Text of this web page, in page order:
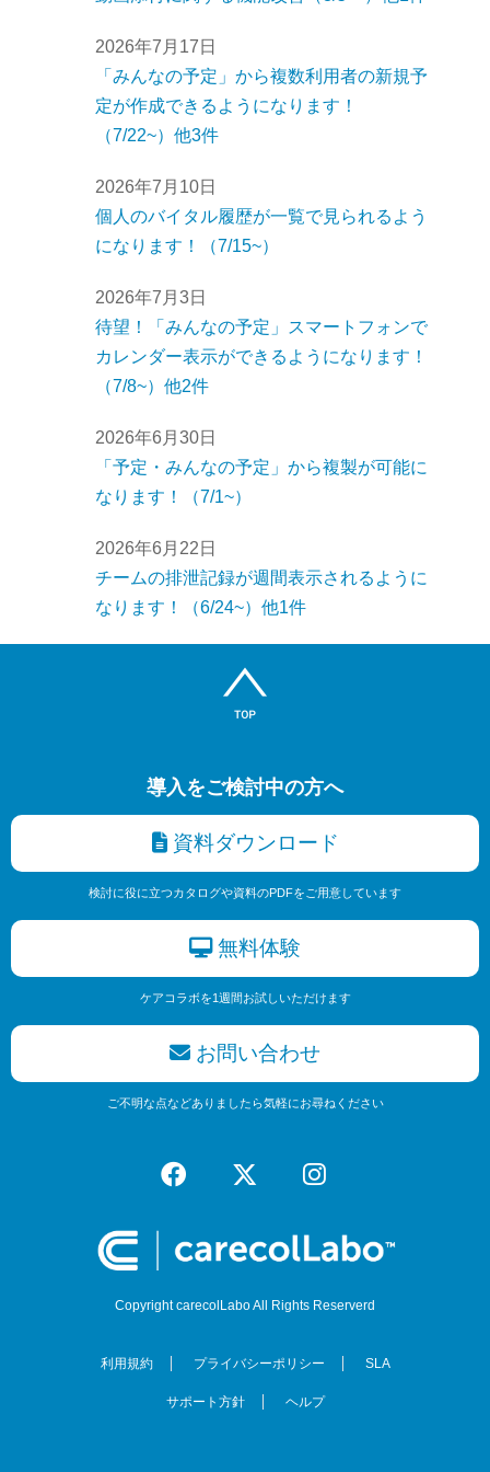
2026年7月17日
「みんなの予定」から複数利用者の新規予
定が作成できるようになります！
（7/22~）他3件
2026年7月10日
個人のバイタル履歴が一覧で見られるよう
になります！（7/15~）
2026年7月3日
待望！「みんなの予定」スマートフォンで
カレンダー表示ができるようになります！
（7/8~）他2件
2026年6月30日
「予定・みんなの予定」から複製が可能に
なります！（7/1~）
2026年6月22日
チームの排泄記録が週間表示されるように
なります！（6/24~）他1件
導入をご検討中の方へ
資料ダウンロード
検討に役に立つカタログや資料のPDFをご用意しています
無料体験
ケアコラボを1週間お試しいただけます
お問い合わせ
ご不明な点などありましたら気軽にお尋ねください
Copyright carecolLabo All Rights Reserverd
利用規約 プライバシーポリシー SLA
サポート方針 ヘルプ